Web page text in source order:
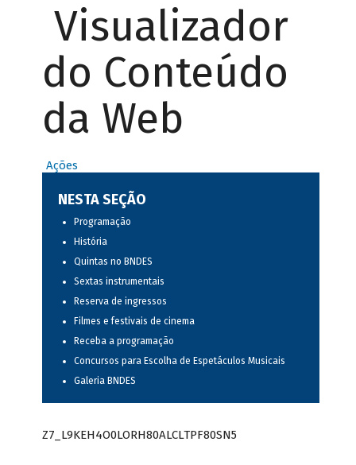
Visualizador
do Conteúdo
da Web
Ações
NESTA SEÇÃO
Programação
História
Quintas no BNDES
Sextas instrumentais
Reserva de ingressos
Filmes e festivais de cinema
Receba a programação
Concursos para Escolha de Espetáculos Musicais
Galeria BNDES
Z7_L9KEH4O0LORH80ALCLTPF80SN5